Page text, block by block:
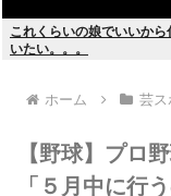
これくらいの娘でいいから
いたい。。。
ホーム 芸ス
【野球】プロ
「５月中に行